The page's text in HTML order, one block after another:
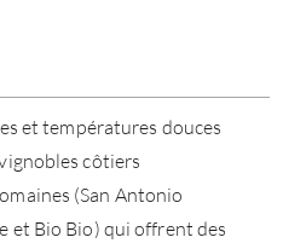
et températures douces
côtiers
(San Antonio
et Bio Bio) qui offrent des